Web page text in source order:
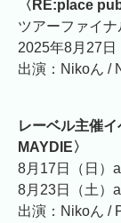
〈RE:place
ツアーファイナ
2025年8月27日
出演：Nikoん /
レーベル主催
MAYDIE〉
8月17日（日）
8月23日（土）
出演：Nikoん /